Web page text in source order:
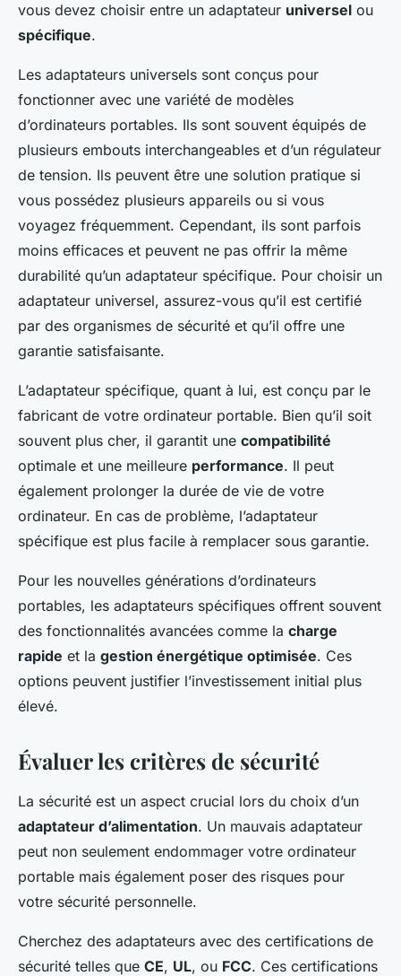
vous devez choisir entre un adaptateur universel ou
spécifique.
Les adaptateurs universels sont conçus pour
fonctionner avec une variété de modèles
d’ordinateurs portables. Ils sont souvent équipés de
plusieurs embouts interchangeables et d’un régulateur
de tension. Ils peuvent être une solution pratique si
vous possédez plusieurs appareils ou si vous
voyagez fréquemment. Cependant, ils sont parfois
moins efficaces et peuvent ne pas offrir la même
durabilité qu’un adaptateur spécifique. Pour choisir un
adaptateur universel, assurez-vous qu’il est certifié
par des organismes de sécurité et qu’il offre une
garantie satisfaisante.
L’adaptateur spécifique, quant à lui, est conçu par le
fabricant de votre ordinateur portable. Bien qu’il soit
souvent plus cher, il garantit une compatibilité
optimale et une meilleure performance. Il peut
également prolonger la durée de vie de votre
ordinateur. En cas de problème, l’adaptateur
spécifique est plus facile à remplacer sous garantie.
Pour les nouvelles générations d’ordinateurs
portables, les adaptateurs spécifiques offrent souvent
des fonctionnalités avancées comme la charge
rapide et la gestion énergétique optimisée. Ces
options peuvent justifier l’investissement initial plus
élevé.
Évaluer les critères de sécurité
La sécurité est un aspect crucial lors du choix d’un
adaptateur d’alimentation. Un mauvais adaptateur
peut non seulement endommager votre ordinateur
portable mais également poser des risques pour
votre sécurité personnelle.
Cherchez des adaptateurs avec des certifications de
sécurité telles que CE, UL, ou FCC. Ces certifications